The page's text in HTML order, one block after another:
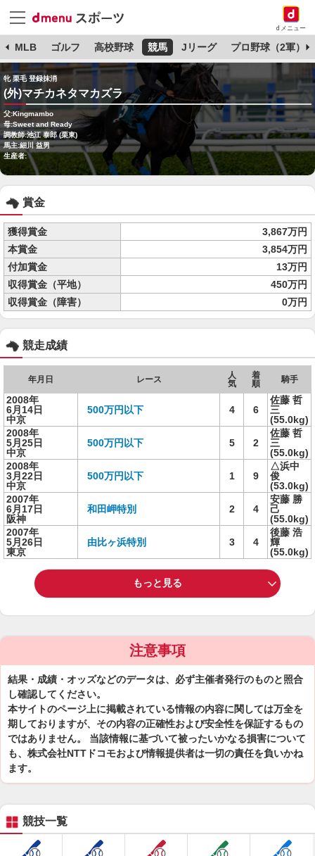
dメニュー
MLB ゴルフ 高校野球 競馬 Jリーグ プロ野球（2軍）
牝 栗毛 登録抹消
(外)マチカネタマカズラ
父:Kingmambo
母:Sweet and Ready
調教師:池江 泰郎 (栗東)
馬主:細川 益男
生産者:
賞金
獲得賞金
3,867万円
本賞金
3,854万円
付加賞金
13万円
収得賞金（平地）
450万円
収得賞金（障害）
0万円
競走成績
年月日 レース
人
気
着
順
騎手
2008年
6月14日
中京
500万円以下 4 6
佐藤 哲
三
(55.0kg)
2008年
5月25日
中京
500万円以下 5 2
佐藤 哲
三
(55.0kg)
2008年
3月22日
中京
500万円以下 1 9
△浜中
俊
(53.0kg)
2007年
6月17日
阪神
和田岬特別 2 4
安藤 勝
己
(55.0kg)
2007年
5月26日
東京
由比ヶ浜特別 3 4
後藤 浩
輝
(55.0kg)
もっと見る
注意事項
結果・成績・オッズなどのデータは、必ず主催者発行のものと照合
し確認してください。
本サイトのページ上に掲載されている情報の内容に関しては万全を
期しておりますが、その内容の正確性および安全性を保証するもの
ではありません。 当該情報に基づいて被ったいかなる損害について
も、株式会社NTTドコモおよび情報提供者は一切の責任を負いかね
ます。
競技一覧